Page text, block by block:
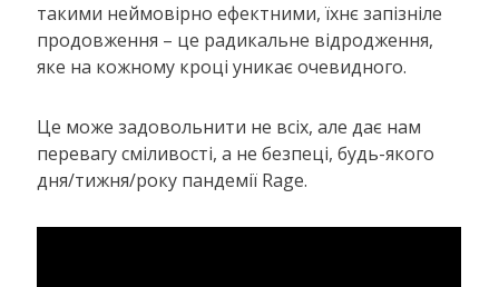
такими неймовірно ефектними, їхнє запізніле
продовження – це радикальне відродження,
яке на кожному кроці уникає очевидного.
Це може задовольнити не всіх, але дає нам
перевагу сміливості, а не безпеці, будь-якого
дня/тижня/року пандемії Rage.